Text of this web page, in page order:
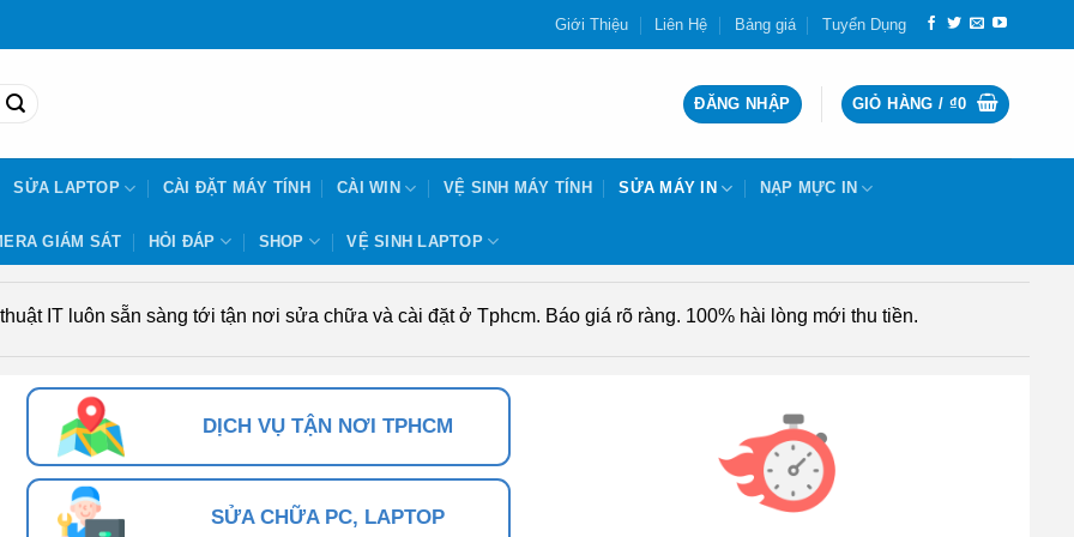
Giới Thiệu Liên Hệ Bảng giá Tuyển Dụng
ĐĂNG NHẬP GIỎ HÀNG / ₫0
SỬA LAPTOP CÀI ĐẶT MÁY TÍNH CÀI WIN VỆ SINH MÁY TÍNH SỬA MÁY IN NẠP MỰC IN
GIÁM SÁT HỎI ĐÁP SHOP VỆ SINH LAPTOP
IT luôn sẵn sàng tới tận nơi sửa chữa và cài đặt ở Tphcm. Báo giá rõ ràng. 100% hài lòng mới thu tiền.
DỊCH VỤ TẬN NƠI TPHCM
SỬA CHỮA PC, LAPTOP